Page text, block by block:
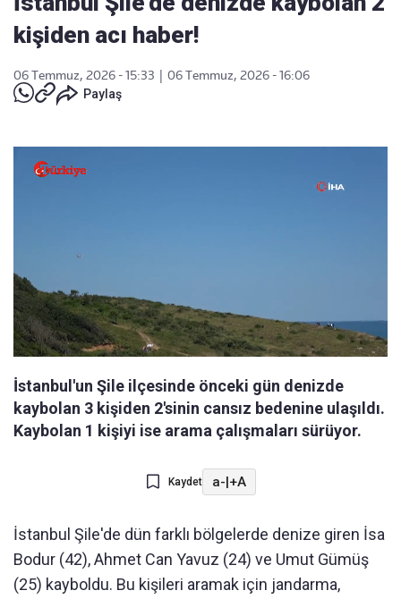
kişiden acı haber!
06 Temmuz, 2026 - 15:33
06 Temmuz, 2026 - 16:06
Paylaş
İstanbul'un Şile ilçesinde önceki gün denizde
kaybolan 3 kişiden 2'sinin cansız bedenine ulaşıldı.
Kaybolan 1 kişiyi ise arama çalışmaları sürüyor.
Kaydet a-|+A
İstanbul Şile'de dün farklı bölgelerde denize giren İsa
Bodur (42), Ahmet Can Yavuz (24) ve Umut Gümüş
(25) kayboldu. Bu kişileri aramak için jandarma,